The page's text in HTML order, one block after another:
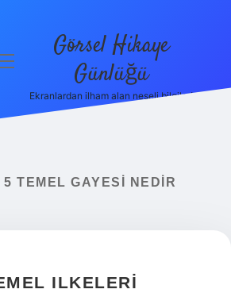
Görsel Hikaye
Günlüğü
Ekranlardan ilham alan neşeli bilgiler!
5 TEMEL GAYESI NEDIR
ILKELERI